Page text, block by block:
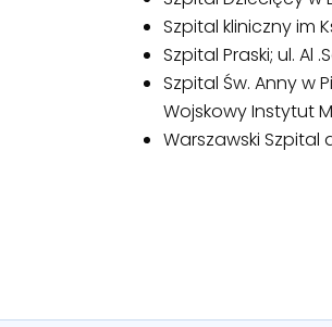
Szpital kliniczny im
Szpital Praski; ul. Al
Szpital Św. Anny w
Wojskowy Instytut
Warszawski Szpital